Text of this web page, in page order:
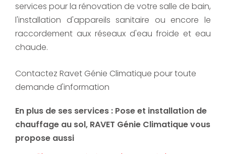
services pour la rénovation de votre salle de bain,
l'installation d'appareils sanitaire ou encore le
raccordement aux réseaux d'eau froide et eau
chaude.
Contactez Ravet Génie Climatique pour toute
demande d'information
En plus de ses services : Pose et installation de
chauffage au sol, RAVET Génie Climatique vous
propose aussi